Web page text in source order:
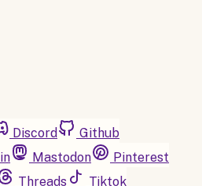
Discord
Github
Mastodon
Pinterest
Threads
Tiktok